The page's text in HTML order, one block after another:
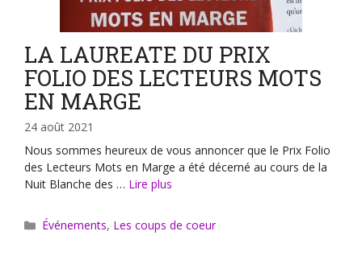
LA LAUREATE DU PRIX
FOLIO DES LECTEURS MOTS
EN MARGE
24 août 2021
Nous sommes heureux de vous annoncer que le Prix Folio
des Lecteurs Mots en Marge a été décerné au cours de la
Nuit Blanche des … Lire plus
Catégories
Événements, Les coups de coeur